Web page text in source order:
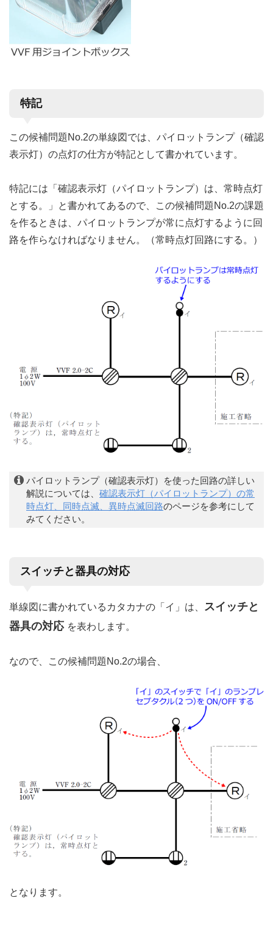
特記
この候補問題No.2の単線図では、パイロットランプ（確認
表示灯）の点灯の仕方が特記として書かれています。
特記には「確認表示灯（パイロットランプ）は、常時点灯
とする。」と書かれてあるので、この候補問題No.2の課題
を作るときは、パイロットランプが常に点灯するように回
路を作らなければなりません。（常時点灯回路にする。）
パイロットランプ（確認表示灯）を使った回路の詳しい
解説については、 確認表示灯（パイロットランプ）の常
時点灯、同時点滅、異時点滅回路のページを参考にして
みてください。
スイッチと器具の対応
単線図に書かれているカタカナの「イ」は、
スイッチと
器具の対応 を表わします。
なので、この候補問題No.2の場合、
となります。